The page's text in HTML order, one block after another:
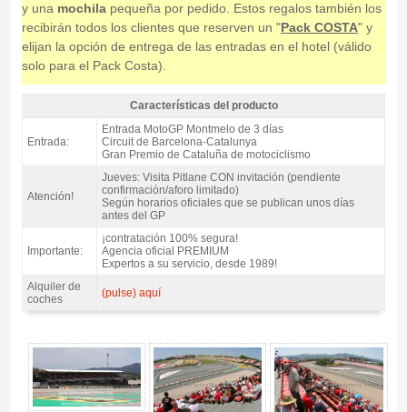
y una mochilapequeña por pedido. Estos regalos también los
recibirán todos los clientes que reserven un "Pack COSTA" y
elijan la opción de entrega de las entradas en el hotel (válido
solo para el Pack Costa).
Entrada MotoGP Tribuna H, GP Catalunya 2027 - Características del
producto
Características del producto
Entrada:
Entrada MotoGP Montmelo de 3 días
Circuit de Barcelona-Catalunya
Gran Premio de Cataluña de motociclismo
Atención!
Jueves: Visita Pitlane CON invitación (pendiente
confirmación/aforo limitado)
Según horarios oficiales que se publican unos días
antes del GP
Importante:
¡contratación 100% segura!
Agencia oficial PREMIUM
Expertos a su servicio, desde 1989!
Alquiler de
coches
(pulse) aquí